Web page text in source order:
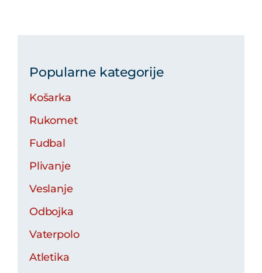
Popularne kategorije
Košarka
Rukomet
Fudbal
Plivanje
Veslanje
Odbojka
Vaterpolo
Atletika